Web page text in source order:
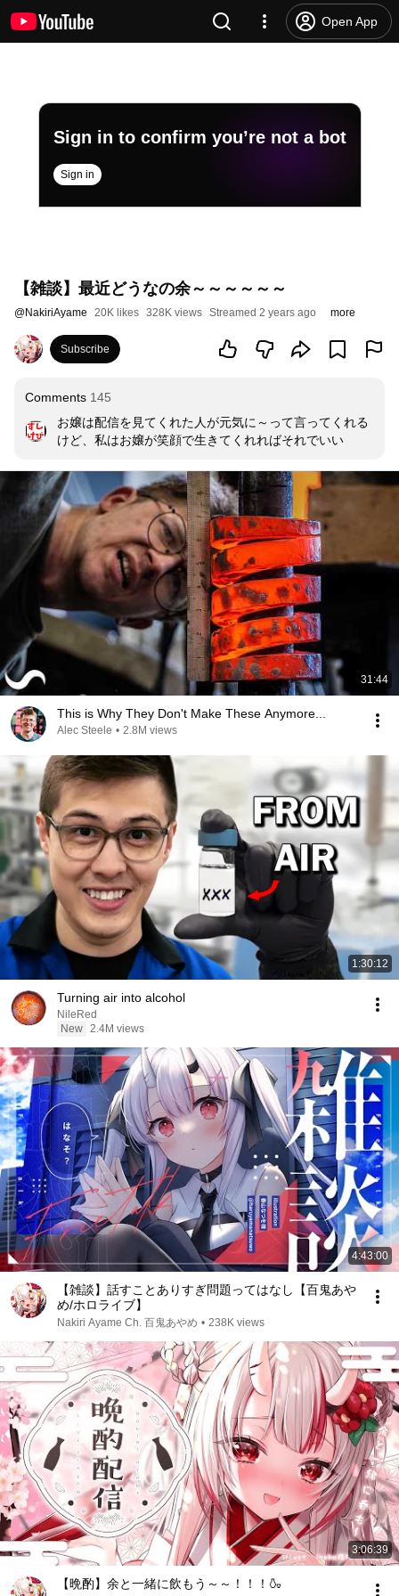
Open App
Sign in to confirm you’re not a bot
Sign in
【雑談】最近どうなの余～～～～～～
@NakiriAyame 20K likes 328K views Streamed 2 years ago more
Subscribe
Comments 145
お嬢は配信を見てくれた人が元気に～って言ってくれる
けど、私はお嬢が笑顔で生きてくれればそれでいい
31:44
This is Why They Don't Make These Anymore...
Alec Steele • 2.8M views
1:30:12
Turning air into alcohol
NileRed
New 2.4M views
4:43:00
【雑談】話すことありすぎ問題ってはなし【百鬼あや
め/ホロライブ】
Nakiri Ayame Ch. 百鬼あやめ • 238K views
3:06:39
【晩酌】余と一緒に飲もう～～！！！🍶